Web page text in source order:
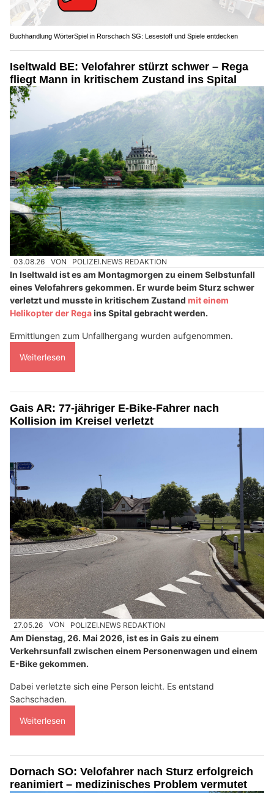
Buchhandlung WörterSpiel in Rorschach SG: Lesestoff und Spiele entdecken
Iseltwald BE: Velofahrer stürzt schwer – Rega
fliegt Mann in kritischem Zustand ins Spital
03.08.26 VON POLIZEI.NEWS REDAKTION
In Iseltwald ist es am Montagmorgen zu einem Selbstunfall
eines Velofahrers gekommen. Er wurde beim Sturz schwer
verletzt und musste in kritischem Zustand mit einem
Helikopter der Regains Spital gebracht werden.
Ermittlungen zum Unfallhergang wurden aufgenommen.
Weiterlesen
Gais AR: 77-jähriger E-Bike-Fahrer nach
Kollision im Kreisel verletzt
27.05.26 VON POLIZEI.NEWS REDAKTION
Am Dienstag, 26. Mai 2026, ist es in Gais zu einem
Verkehrsunfall zwischen einem Personenwagen und einem
E-Bike gekommen.
Dabei verletzte sich eine Person leicht. Es entstand
Sachschaden.
Weiterlesen
Dornach SO: Velofahrer nach Sturz erfolgreich
reanimiert – medizinisches Problem vermutet